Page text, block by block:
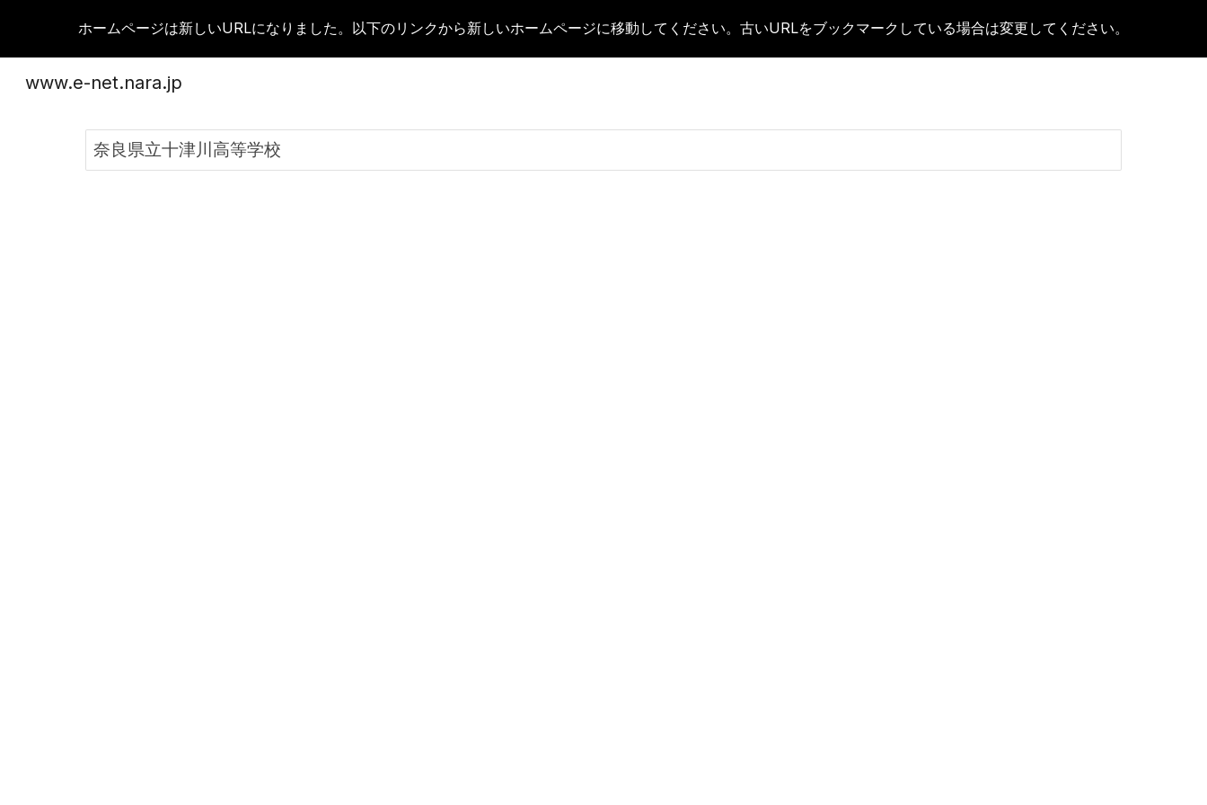
Skip to main content Skip to navigation
ホームページは新しいURLになりました。以下のリンクから新しいホームページに移動してください。古いURLをブックマークしている場合は変更してください。
www.e-net.nara.jp
奈良県立十津川高等学校